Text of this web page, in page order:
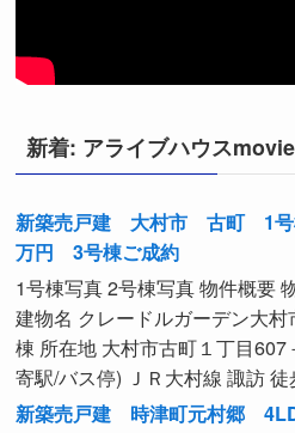
新着: アライブハウスmovie
新築売戸建 大村市 古町 1号
万円 3号棟ご成約
1号棟写真 2号棟写真 物件概要
建物名 クレードルガーデン大
棟 所在地 大村市古町１丁目
寄駅/バス停) ＪＲ大村線 諏訪
新築売戸建 時津町元村郷